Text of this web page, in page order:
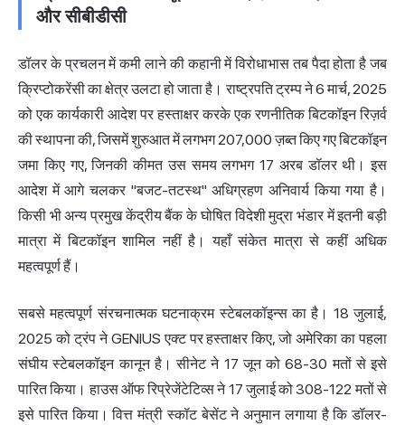
और सीबीडीसी
डॉलर के प्रचलन में कमी लाने की कहानी में विरोधाभास तब पैदा होता है जब
क्रिप्टोकरेंसी का क्षेत्र उलटा हो जाता है। राष्ट्रपति ट्रम्प ने 6 मार्च, 2025
को एक कार्यकारी आदेश पर हस्ताक्षर करके एक रणनीतिक बिटकॉइन रिज़र्व
की स्थापना की, जिसमें शुरुआत में लगभग 207,000 ज़ब्त किए गए बिटकॉइन
जमा किए गए, जिनकी कीमत उस समय लगभग 17 अरब डॉलर थी। इस
आदेश में आगे चलकर "बजट-तटस्थ" अधिग्रहण अनिवार्य किया गया है।
किसी भी अन्य प्रमुख केंद्रीय बैंक के घोषित विदेशी मुद्रा भंडार में इतनी बड़ी
मात्रा में बिटकॉइन शामिल नहीं है। यहाँ संकेत मात्रा से कहीं अधिक
महत्वपूर्ण हैं।
सबसे महत्वपूर्ण संरचनात्मक घटनाक्रम स्टेबलकॉइन्स का है। 18 जुलाई,
2025 को ट्रंप ने GENIUS एक्ट पर हस्ताक्षर किए, जो अमेरिका का पहला
संघीय स्टेबलकॉइन कानून है। सीनेट ने 17 जून को 68-30 मतों से इसे
पारित किया। हाउस ऑफ रिप्रेजेंटेटिव्स ने 17 जुलाई को 308-122 मतों से
इसे पारित किया। वित्त मंत्री स्कॉट बेसेंट ने अनुमान लगाया है कि डॉलर-